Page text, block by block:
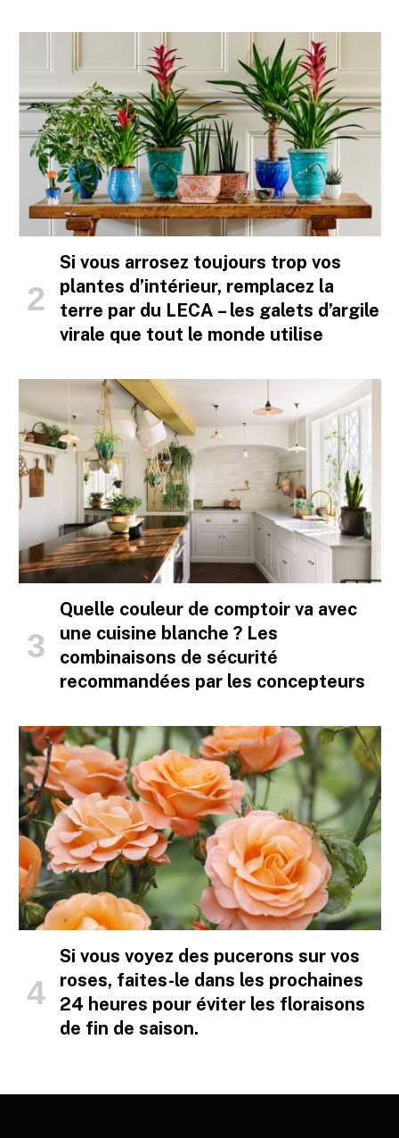
Si vous arrosez toujours trop vos
plantes d’intérieur, remplacez la
terre par du LECA – les galets d’argile
virale que tout le monde utilise
Quelle couleur de comptoir va avec
une cuisine blanche ? Les
combinaisons de sécurité
recommandées par les concepteurs
Si vous voyez des pucerons sur vos
roses, faites-le dans les prochaines
24 heures pour éviter les floraisons
de fin de saison.